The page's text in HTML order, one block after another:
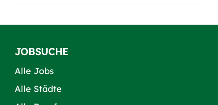
JOBSUCHE
Alle Jobs
Alle Städte